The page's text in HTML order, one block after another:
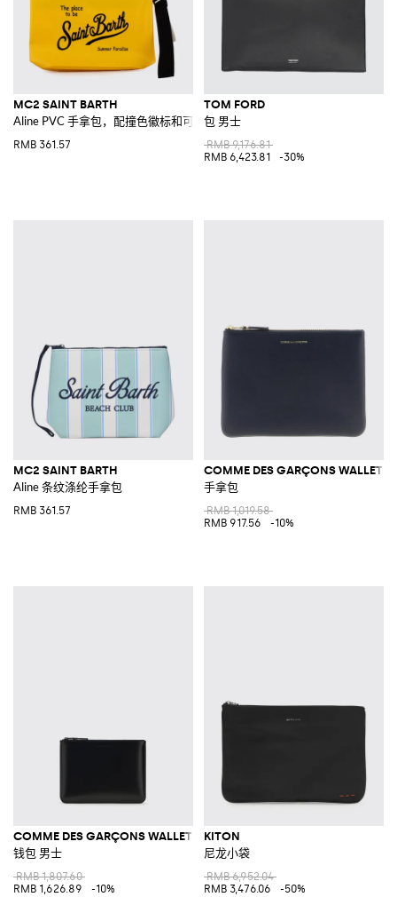
MC2 SAINT BARTH
Aline PVC 手拿包，配撞色徽标和可拆卸手柄
RMB 361.57
TOM FORD
包 男士
RMB 9,176.81
RMB 6,423.81
-30%
MC2 SAINT BARTH
Aline 条纹涤纶手拿包
RMB 361.57
COMME DES GARÇONS WALLET
手拿包
RMB 1,019.58
RMB 917.56
-10%
COMME DES GARÇONS WALLET
钱包 男士
RMB 1,807.60
RMB 1,626.89
-10%
KITON
尼龙小袋
RMB 6,952.04
RMB 3,476.06
-50%